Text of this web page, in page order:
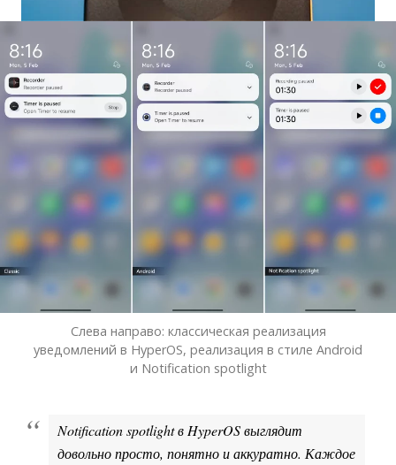
Слева направо: классическая реализация
уведомлений в HyperOS, реализация в стиле Android
и Notification spotlight
Notification spotlight в HyperOS выглядит
довольно просто, понятно и аккуратно. Каждое